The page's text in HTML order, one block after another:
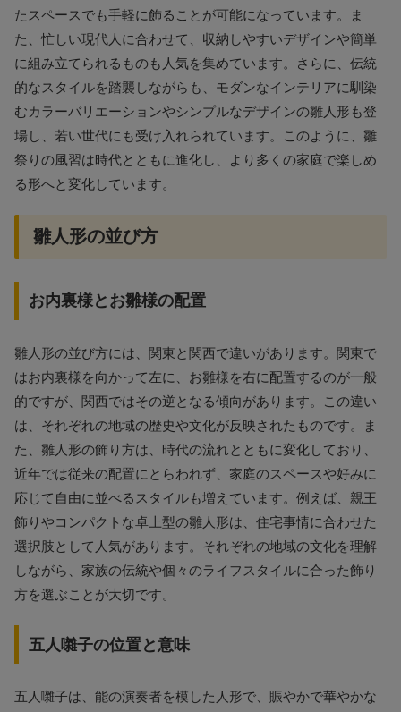
たスペースでも手軽に飾ることが可能になっています。ま
た、忙しい現代人に合わせて、収納しやすいデザインや簡単
に組み立てられるものも人気を集めています。さらに、伝統
的なスタイルを踏襲しながらも、モダンなインテリアに馴染
むカラーバリエーションやシンプルなデザインの雛人形も登
場し、若い世代にも受け入れられています。このように、雛
祭りの風習は時代とともに進化し、より多くの家庭で楽しめ
る形へと変化しています。
雛人形の並び方
お内裏様とお雛様の配置
雛人形の並び方には、関東と関西で違いがあります。関東で
はお内裏様を向かって左に、お雛様を右に配置するのが一般
的ですが、関西ではその逆となる傾向があります。この違い
は、それぞれの地域の歴史や文化が反映されたものです。ま
た、雛人形の飾り方は、時代の流れとともに変化しており、
近年では従来の配置にとらわれず、家庭のスペースや好みに
応じて自由に並べるスタイルも増えています。例えば、親王
飾りやコンパクトな卓上型の雛人形は、住宅事情に合わせた
選択肢として人気があります。それぞれの地域の文化を理解
しながら、家族の伝統や個々のライフスタイルに合った飾り
方を選ぶことが大切です。
五人囃子の位置と意味
五人囃子は、能の演奏者を模した人形で、賑やかで華やかな